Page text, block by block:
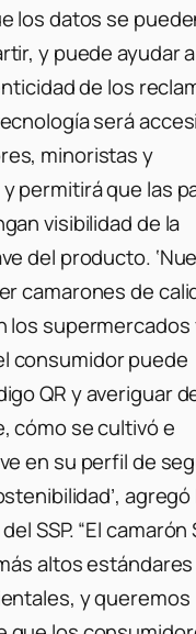
los datos se
y puede ayudar a
de los
será
minoristas y
permitirá que las
visibilidad de la
del producto.
camarones de
los supermercados
consumidor puede
QR y averiguar
cómo se cultivó e
en su perfil de
agregó
SSP. “El camarón
altos estándares
y queremos